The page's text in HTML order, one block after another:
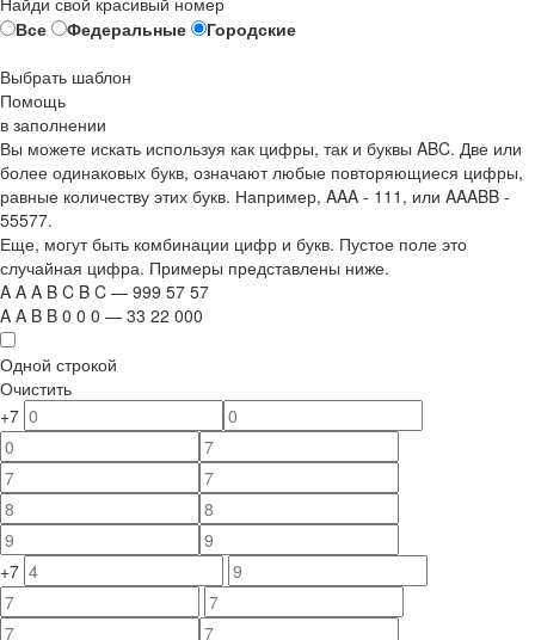
Все
Федеральные
Городские
Выбрать шаблон
Помощь
в заполнении
Вы можете искать используя как цифры, так и буквы ABC. Две или
более одинаковых букв, означают любые повторяющиеся цифры,
равные количеству этих букв. Например, AAA - 111 , или AAABB -
55577.
Еще, могут быть комбинации цифр и букв. Пустое поле это
случайная цифра. Примеры представлены ниже.
A A A B C B C — 999 57 57
A A B B 0 0 0 — 33 22 000
Одной строкой
Очистить
+7
+7